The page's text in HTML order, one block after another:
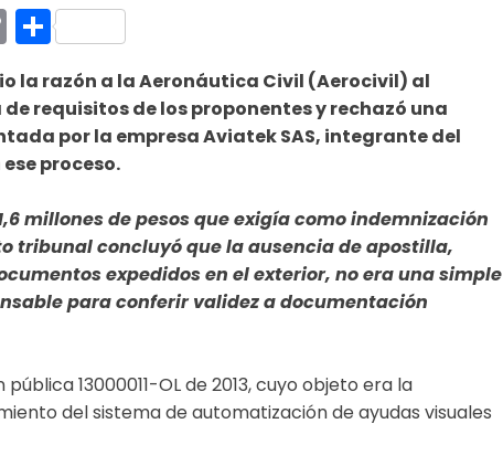
Copy
Link
Compartir
la razón a la Aeronáutica Civil (Aerocivil) al
requisitos de los proponentes y rechazó una
por la empresa Aviatek SAS, integrante del
proceso.
millones de pesos que exigía como indemnización
tribunal concluyó que la ausencia de apostilla,
expedidos en el exterior, no era una simple
para conferir validez a documentación
13000011-OL de 2013, cuyo objeto era la
del sistema de automatización de ayudas visuales